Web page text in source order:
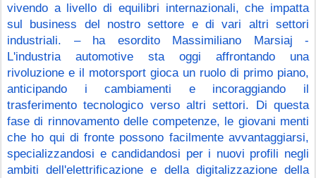
vivendo a livello di equilibri internazionali, che impatta
sul business del nostro settore e di vari altri settori
industriali. – ha esordito Massimiliano Marsiaj -
L'industria automotive sta oggi affrontando una
rivoluzione e il motorsport gioca un ruolo di primo piano,
anticipando i cambiamenti e incoraggiando il
trasferimento tecnologico verso altri settori. Di questa
fase di rinnovamento delle competenze, le giovani menti
che ho qui di fronte possono facilmente avvantaggiarsi,
specializzandosi e candidandosi per i nuovi profili negli
ambiti dell'elettrificazione e della digitalizzazione della